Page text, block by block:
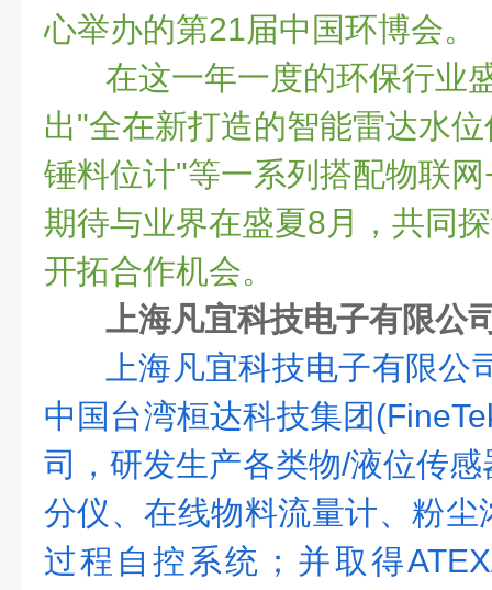
心举办的第21届中国环博会。
在这一年一度的环保行业
出"全在新打造的智能雷达水
锤料位计"等一系列搭配物联
期待与业界在盛夏8月，共同
开拓合作机会。
上海凡宜科技电子有限公
上海凡宜科技电子有限
中国台湾桓达科技集团
司，研发生产各类物/液位传
分仪、在线物料流量计、粉
过程自控系统；并取得